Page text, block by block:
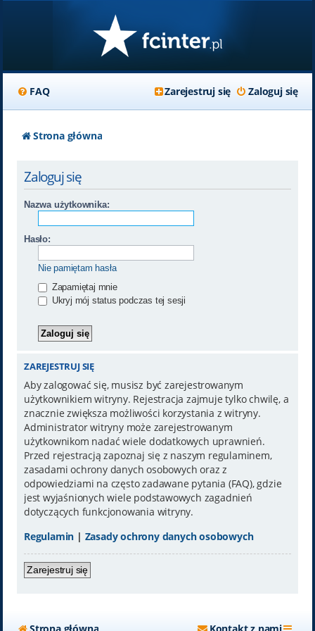
FAQ Zaloguj się
Zarejestruj się
Strona główna
Zaloguj się
Nazwa użytkownika:
Hasło:
Nie pamiętam hasła
Zapamiętaj mnie
Ukryj mój status podczas tej sesji
ZAREJESTRUJ SIĘ
Aby zalogować się, musisz być zarejestrowanym
użytkownikiem witryny. Rejestracja zajmuje tylko chwilę, a
znacznie zwiększa możliwości korzystania z witryny.
Administrator witryny może zarejestrowanym
użytkownikom nadać wiele dodatkowych uprawnień.
Przed rejestracją zapoznaj się z naszym regulaminem,
zasadami ochrony danych osobowych oraz z
odpowiedziami na często zadawane pytania (FAQ), gdzie
jest wyjaśnionych wiele podstawowych zagadnień
dotyczących funkcjonowania witryny.
Regulamin | Zasady ochrony danych osobowych
Zarejestruj się
Strona główna Kontakt z nami